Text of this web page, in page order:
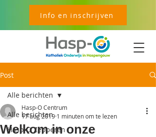
Info en inschrijven
Post
Alle berichten
Hasp-O Zepperen
Alle berichten
Welkom in onze
Hasp-O Centrum
17 aug 2019 1 minuten om te lezen